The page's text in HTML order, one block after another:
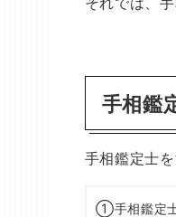
手相鑑
手相鑑定士
①手相鑑定